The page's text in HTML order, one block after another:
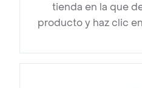
tienda en la que
producto y haz clic